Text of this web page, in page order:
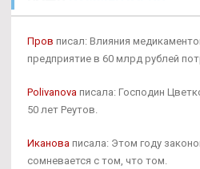
Пров писал: Влияния
предприятие в 60 млрд рублей
Polivanova писала: Господин
50 лет Реутов.
Иканова писала: Этом году
сомневается с том, что том.